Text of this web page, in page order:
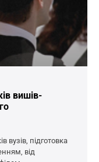
вишів-
вузів, підготовка
від